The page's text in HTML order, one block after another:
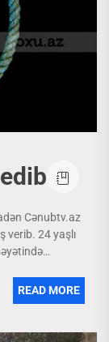
Cənubtv.az
verib. 24 yaşlı
READ MORE